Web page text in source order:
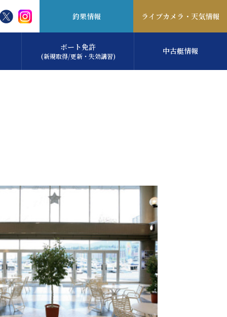
釣果情報 ライブカメラ・ 天気情報
ボート免許
(新規取得/更新・失効講習) 中古艇情報